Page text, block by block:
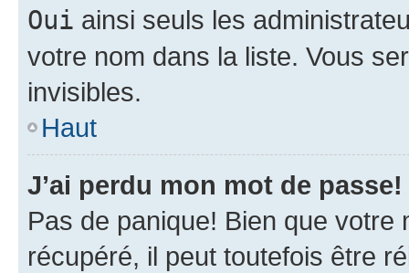
Oui ainsi seuls les
votre nom dans la liste. Vous
invisibles.
Haut
J’ai perdu mon mot de passe!
Pas de panique! Bien que
récupéré, il peut toutefois être